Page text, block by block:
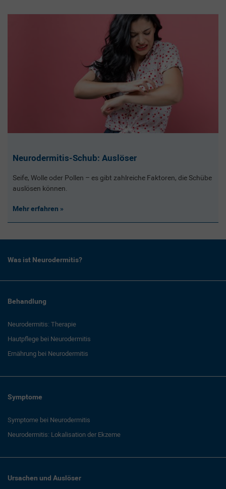
Neurodermitis-Schub: Auslöser
Seife, Wolle oder Pollen – es gibt zahlreiche Faktoren, die Schübe
auslösen können.
Mehr erfahren
Was ist Neurodermitis?
Behandlung
Neurodermitis: Therapie
Hautpflege bei Neurodermitis
Ernährung bei Neurodermitis
Symptome
Symptome bei Neurodermitis
Neurodermitis: Lokalisation der Ekzeme
Ursachen und Auslöser